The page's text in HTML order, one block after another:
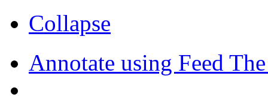
Collapse
Annotate using Feed